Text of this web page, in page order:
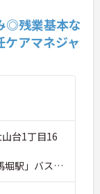
◎残業基本な
アマネジャ
台1丁目16
堀駅」バス・